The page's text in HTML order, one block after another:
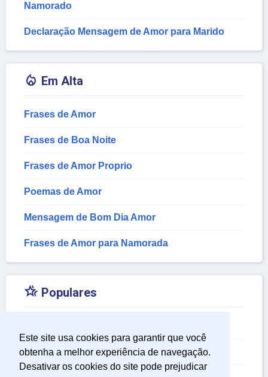
Este site usa cookies para garantir que você
obtenha a melhor experiência de navegação.
Desativar os cookies do site pode prejudicar
Namorado
Declaração Mensagem de Amor para Marido
 Em Alta
Frases de Amor
Frases de Boa Noite
Frases de Amor Proprio
Poemas de Amor
Mensagem de Bom Dia Amor
Frases de Amor para Namorada
 Populares
Mensagem de Aniversário para Filha